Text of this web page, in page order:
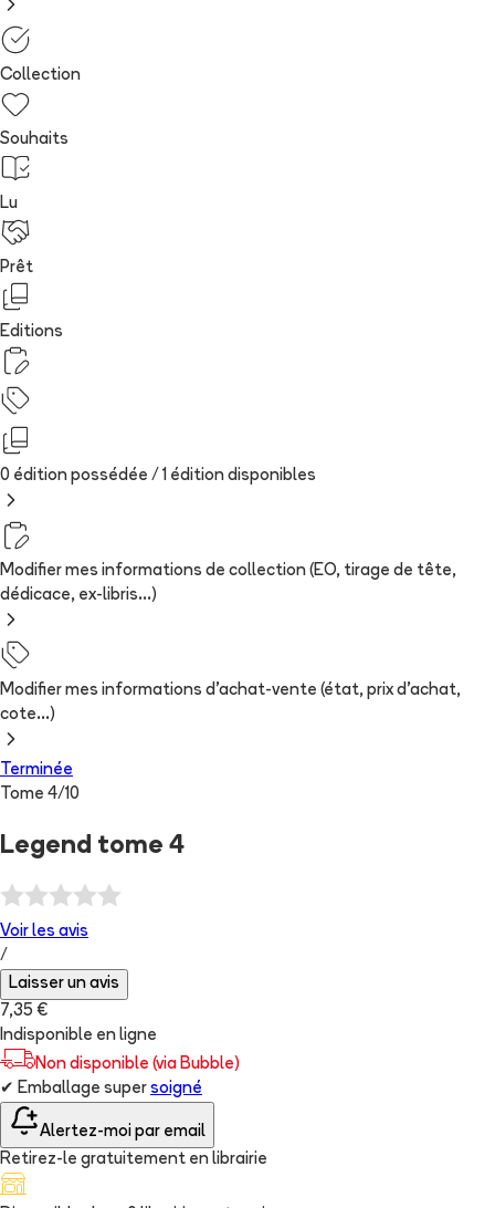
Collection
Souhaits
Lu
Prêt
Editions
0 édition possédée / 1 édition disponibles
Modifier mes informations de collection (EO, tirage de tête,
dédicace, ex-libris...)
Modifier mes informations d'achat-vente (état, prix d'achat,
cote...)
Terminée
Tome 4/10
Legend tome 4
Voir les avis
/
Laisser un avis
7,35 €
Indisponible en ligne
Non disponible (via Bubble)
✔ Emballage super soigné
Alertez-moi par email
Retirez-le gratuitement en librairie